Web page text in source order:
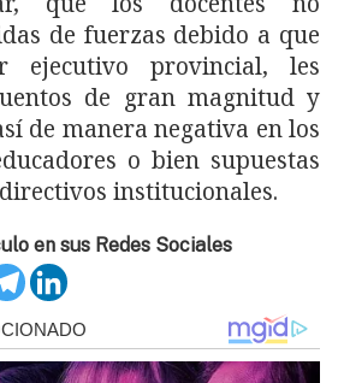
de fuerzas debido a que
ejecutivo provincial, les
de gran magnitud y
de manera negativa en los
o bien supuestas
institucionales.
en sus Redes Sociales